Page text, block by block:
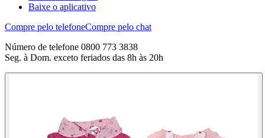
Baixe o aplicativo
Compre pelo telefoneCompre pelo chat
Número de telefone 0800 773 3838
Seg. à Dom. exceto feriados das 8h às 20h